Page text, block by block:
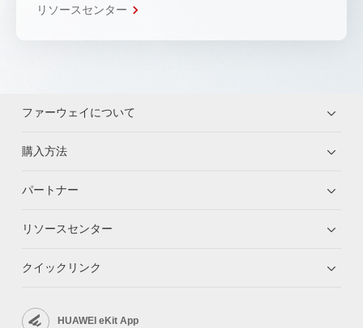
リソースセンター
ファーウェイについて
購入方法
パートナー
リソースセンター
クイックリンク
HUAWEI eKit App